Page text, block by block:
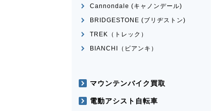
Cannondale (キャノンデール)
BRIDGESTONE (ブリヂストン)
TREK（トレック）
BIANCHI（ビアンキ）
マウンテンバイク買取
電動アシスト自転車